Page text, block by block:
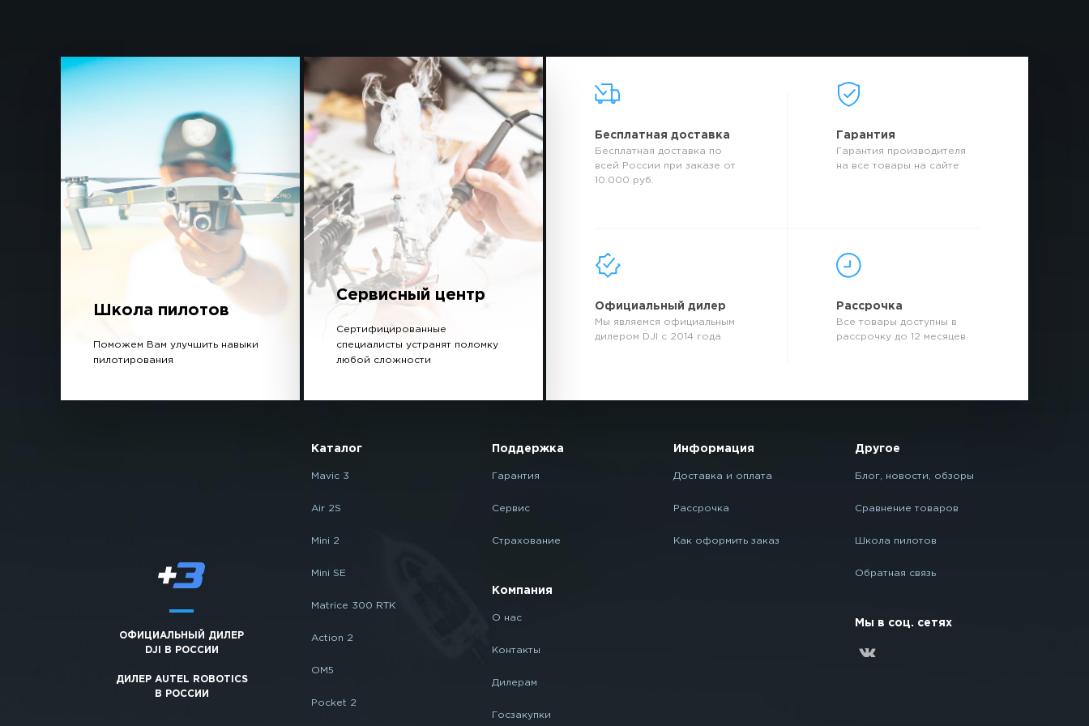
Школа пилотов
Поможем Вам улучшить навыки
пилотирования
Сервисный центр
Сертифицированные
специалисты устранят поломку
любой сложности
Бесплатная доставка
Бесплатная доставка по
всей России при заказе от
10.000 руб.
Гарантия
Гарантия производителя
на все товары на сайте
Официальный дилер
Мы являемся официальным
дилером DJI с 2014 года
Рассрочка
Все товары доступны в
рассрочку до 12 месяцев
ОФИЦИАЛЬНЫЙ ДИЛЕР
DJI В РОССИИ
ДИЛЕР AUTEL ROBOTICS
В РОССИИ
Каталог
Mavic 3
Air 2S
Mini 2
Mini SE
Matrice 300 RTK
Action 2
OM5
Pocket 2
Поддержка
Гарантия
Сервис
Страхование
Компания
О нас
Контакты
Дилерам
Госзакупки
Информация
Доставка и оплата
Рассрочка
Как оформить заказ
Другое
Блог, новости, обзоры
Сравнение товаров
Школа пилотов
Обратная связь
Мы в соц. сетях